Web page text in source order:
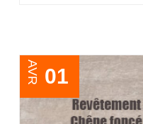
01
AVR